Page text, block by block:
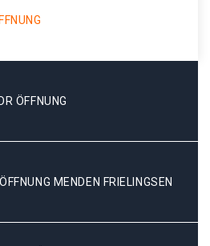
ÖFFNUNG
MENDEN FRIELINGSEN